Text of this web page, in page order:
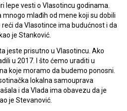
lepe vesti o Vlasotincu godinama.
mlađih od mene koji su dobili
da Vlasotince ima budućnost i da
je Stanković.
jeste prisutno u Vlasotincu. Ako
u 2017. I što ćemo uraditi u
koje moramo da budemo ponosni.
lokalna samouprava
i da Vlada ima obavezu da je
je Stevanović.